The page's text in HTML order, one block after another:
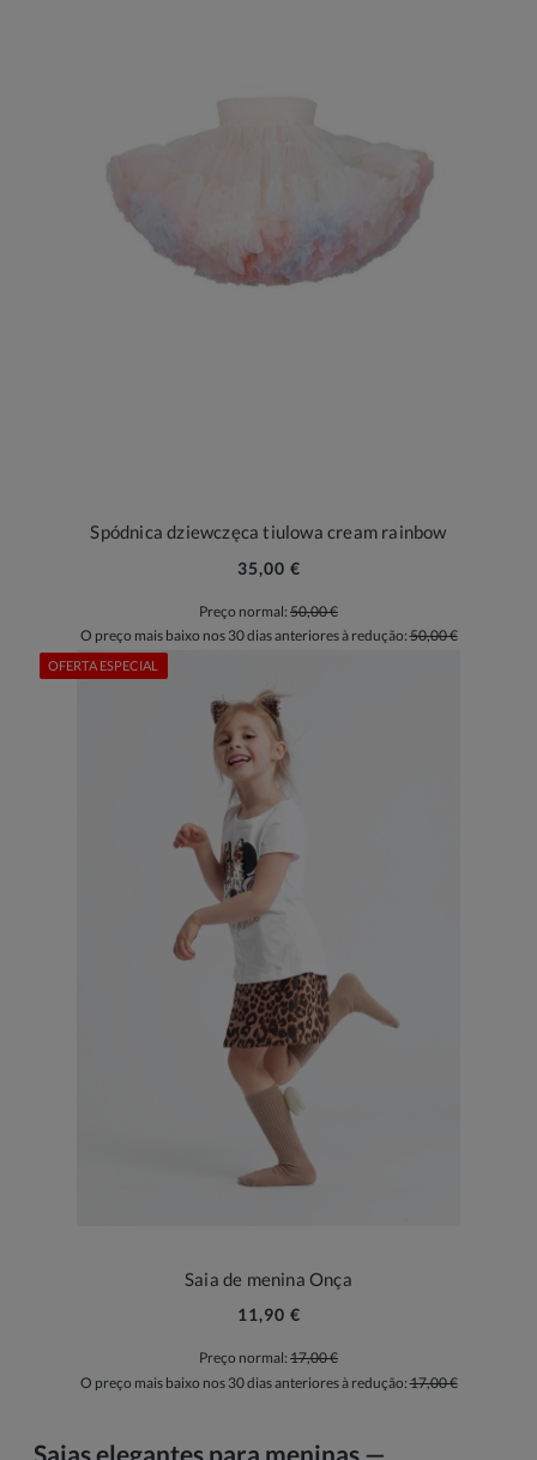
Spódnica dziewczęca tiulowa cream rainbow
35,00 €
Preço normal: 50,00 €
O preço mais baixo nos 30 dias anteriores à redução:50,00 €
Saia de menina Onça
11,90 €
Preço normal: 17,00 €
O preço mais baixo nos 30 dias anteriores à redução:17,00 €
OFERTA ESPECIAL
Saias elegantes para meninas —